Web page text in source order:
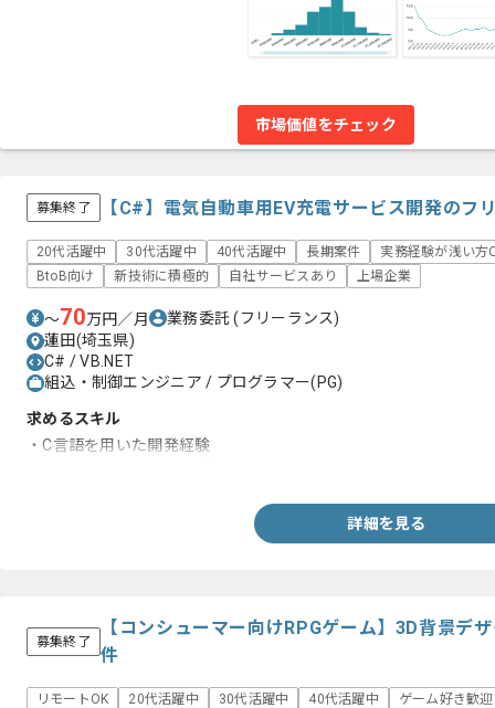
市場価値をチェック
募集終了 【C#】電気自動車用EV充電サービス開発のフ
20代活躍中 30代活躍中 40代活躍中 長期案件
実務経験が浅い方
BtoB向け
新技術に積極的 自社サービスあり 上場企業
〜70万円／月 業務委託(フリーランス)
蓮田(埼玉県)
C# / VB.NET
組込・制御エンジニア / プログラマー(PG)
求めるスキル
・C言語を用いた開発経験
詳細を見る
募集終了
【コンシューマー向けRPGゲーム】3D背景デ
件
リモートOK 20代活躍中 30代活躍中 40代活躍中 ゲーム好き歓迎